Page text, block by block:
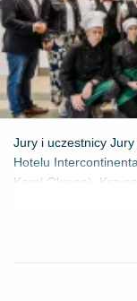
Jury i uczestnicy
Hotelu
Karol Okrasa),